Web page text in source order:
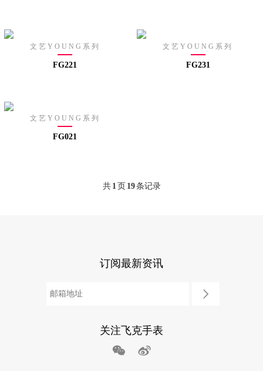
文艺YOUNG系列
FG221
文艺YOUNG系列
FG231
文艺YOUNG系列
FG021
共 1页 19条记录
订阅最新资讯
关注飞克手表
 